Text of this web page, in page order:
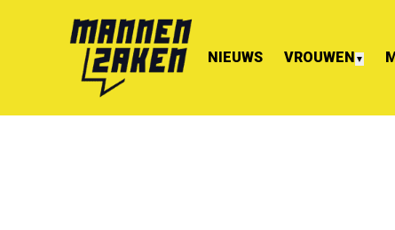
NIEUWS VROUWEN ▼